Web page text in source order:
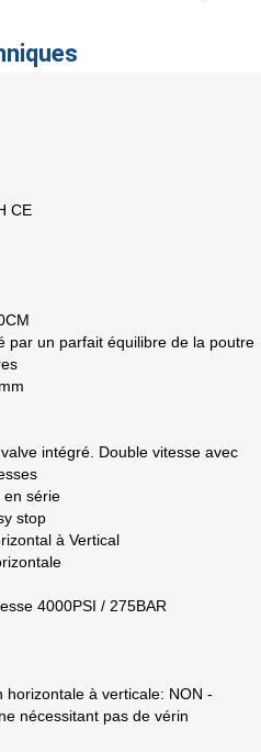
CE
par un parfait équilibre de la poutre
intégré. Double vitesse avec
en série
stop
à Vertical
4000PSI / 275BAR
à verticale: NON -
nécessitant pas de vérin